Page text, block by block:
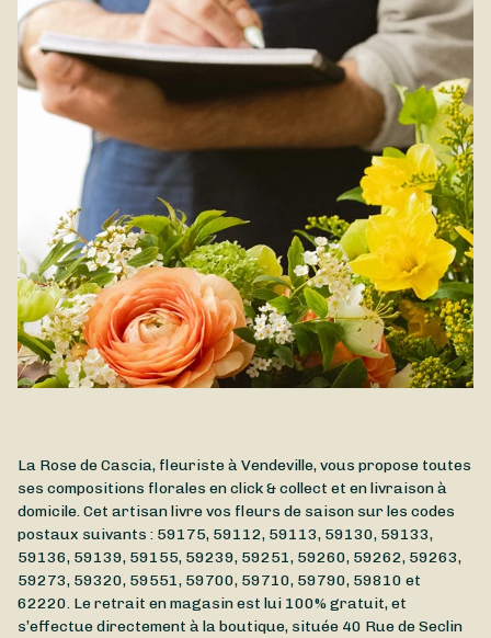
Elle sera livrée par la Rose de Cascia à Vendeville et dans les
communes des environs
La Rose de Cascia, fleuriste à Vendeville, vous propose toutes
ses compositions florales en click & collect et en livraison à
domicile. Cet artisan livre vos fleurs de saison sur les codes
postaux suivants : 59175, 59112, 59113, 59130, 59133,
59136, 59139, 59155, 59239, 59251, 59260, 59262, 59263,
59273, 59320, 59551, 59700, 59710, 59790, 59810 et
62220. Le retrait en magasin est lui 100% gratuit, et
s’effectue directement à la boutique, située 40 Rue de Seclin